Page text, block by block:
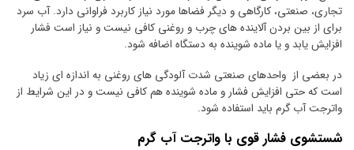
تجاری، صنعتی، کارگاهی و دیگر فضاها مورد نیاز کاربرد فراوانی دارد. آب سرد
برای از بین بردن آلاینده های چرب و روغنی کافی نیست و نیاز است فشار
افزایش یابد و یا ماده شوینده به دستگاه اضافه شود.
در بعضی از واحدهای صنعتی شدت آلودگی های روغنی به اندازه ای زیاد
است که حتی افزایش فشار و ماده شوینده هم کافی نیست و در این شرایط از
واترجت آب گرم باید استفاده شود.
شستشوی فشار قوی با واترجت آب گرم